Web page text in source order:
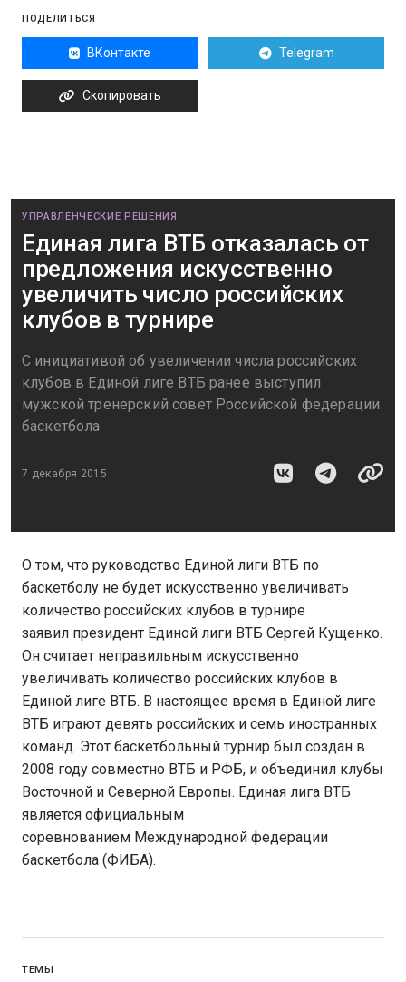
ПОДЕЛИТЬСЯ
ВКонтакте Telegram
Скопировать
УПРАВЛЕНЧЕСКИЕ РЕШЕНИЯ
Единая лига ВТБ отказалась от
предложения искусственно
увеличить число российских
клубов в турнире
С инициативой об увеличении числа российских
клубов в Единой лиге ВТБ ранее выступил
мужской тренерский совет Российской федерации
баскетбола
7 декабря 2015
О том, что руководство Единой лиги ВТБ по
баскетболу не будет искусственно увеличивать
количество российских клубов в турнире
заявил президент Единой лиги ВТБ Сергей Кущенко.
Он считает неправильным искусственно
увеличивать количество российских клубов в
Единой лиге ВТБ. В настоящее время в Единой лиге
ВТБ играют девять российских и семь иностранных
команд. Этот баскетбольный турнир был создан в
2008 году совместно ВТБ и РФБ, и объединил клубы
Восточной и Северной Европы. Единая лига ВТБ
является официальным
соревнованием Международной федерации
баскетбола (ФИБА).
ТЕМЫ